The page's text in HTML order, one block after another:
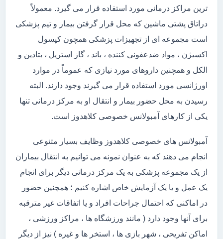
ترین مراکز درمانی مورد استفاده قرار می گیرد. معمولاً
دراتاق پشتی ماشین که محل قرار گرفتن بیمار و تیم پزشکی
است مجموعه ای از تجهیزات پزشکی همچون کپسول
اکسیژن ، مواد ضدعفونی کننده ، باند ، گاز استریل ، بتادین و
الکل و همچنین داروهای مورد نیازی که عموماً در موارد
اورژانسی مورد استفاده قرار می گیرند وجود دارند. البته
رسیدن به محل حضور بیمار و انتقال او به مرکز درمانی تنها
یکی از کارهای آمبولانس خصوصی کلاهدوز است.
آمبولانس های خصوصی کلاهدوز وظایف بسیار متنوعی
انجام می دهند که به عنوان نمونه می توانیم به انتقال بیماران
از یک مجموعه پزشکی به یک مرکز درمانی دیگر برای انجام
یک عمل و یا یک آزمایش خاص اشاره کنیم ؛ همچنین حضور
در اماکنی که احتمال جراحات افراد و یا اتفاقات غیر مترقبه
برای آنها وجود دارد ( مانند ورزشگاه ها ، مراکز ورزشی ،
اماکن تفریحی ، شهر بازی ها ، استخر ها و غیره ) نیز از دیگر